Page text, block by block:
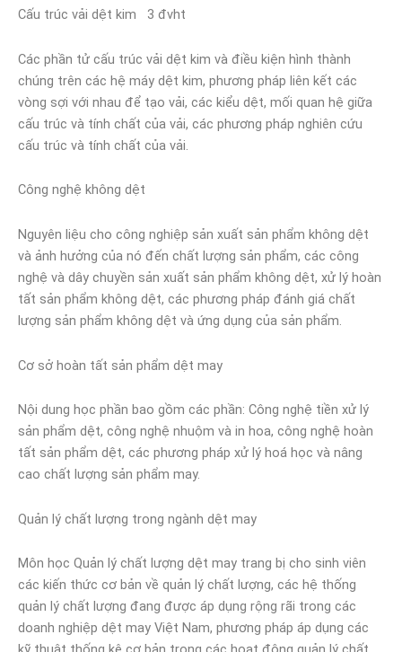
Cấu trúc vải dệt kim 3 đvht
Các phần tử cấu trúc vải dệt kim và điều kiện hình thành
chúng trên các hệ máy dệt kim, phương pháp liên kết các
vòng sợi với nhau để tạo vải, các kiểu dệt, mối quan hệ giữa
cấu trúc và tính chất của vải, các phương pháp nghiên cứu
cấu trúc và tính chất của vải.
Công nghệ không dệt
Nguyên liệu cho công nghiệp sản xuất sản phẩm không dệt
và ảnh hưởng của nó đến chất lượng sản phẩm, các công
nghệ và dây chuyền sản xuất sản phẩm không dệt, xử lý hoàn
tất sản phẩm không dệt, các phương pháp đánh giá chất
lượng sản phẩm không dệt và ứng dụng của sản phẩm.
Cơ sở hoàn tất sản phẩm dệt may
Nội dung học phần bao gồm các phần: Công nghệ tiền xử lý
sản phẩm dệt, công nghệ nhuộm và in hoa, công nghệ hoàn
tất sản phẩm dệt, các phương pháp xử lý hoá học và nâng
cao chất lượng sản phẩm may.
Quản lý chất lượng trong ngành dệt may
Môn học Quản lý chất lượng dệt may trang bị cho sinh viên
các kiến thức cơ bản về quản lý chất lượng, các hệ thống
quản lý chất lượng đang được áp dụng rộng rãi trong các
doanh nghiệp dệt may Việt Nam, phương pháp áp dụng các